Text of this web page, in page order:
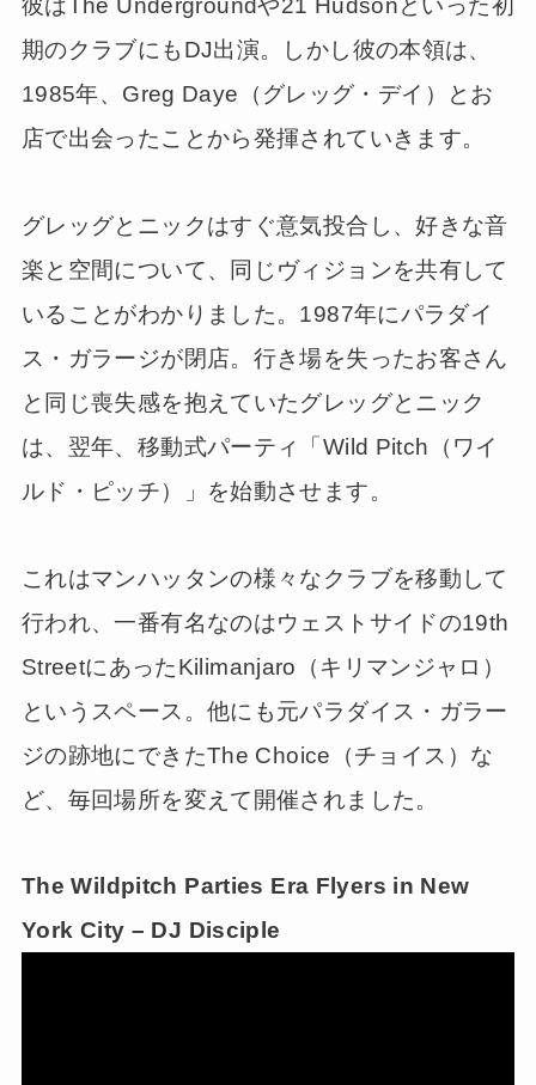
彼はThe Undergroundや21 Hudsonといった初
期のクラブにもDJ出演。しかし彼の本領は、
1985年、Greg Daye（グレッグ・デイ）とお
店で出会ったことから発揮されていきます。
グレッグとニックはすぐ意気投合し、好きな音
楽と空間について、同じヴィジョンを共有して
いることがわかりました。1987年にパラダイ
ス・ガラージが閉店。行き場を失ったお客さん
と同じ喪失感を抱えていたグレッグとニック
は、翌年、移動式パーティ「Wild Pitch（ワイ
ルド・ピッチ）」を始動させます。
これはマンハッタンの様々なクラブを移動して
行われ、一番有名なのはウェストサイドの19th
StreetにあったKilimanjaro（キリマンジャロ）
というスペース。他にも元パラダイス・ガラー
ジの跡地にできたThe Choice（チョイス）な
ど、毎回場所を変えて開催されました。
The Wildpitch Parties Era Flyers in New
York City – DJ Disciple